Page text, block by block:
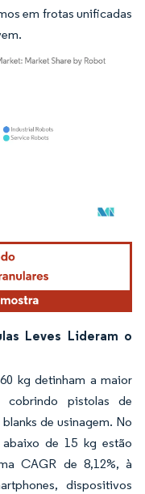
em frotas unificadas
conforme CC BY 4.0.
Leves Lideram o
kg detinham a maior
cobrindo pistolas de
de usinagem. No
de 15 kg estão
CAGR de 8,12%, à
dispositivos